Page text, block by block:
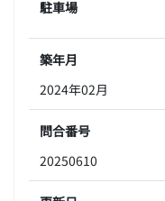
駐車場
築年月
2024年02月
問合番号
20250610